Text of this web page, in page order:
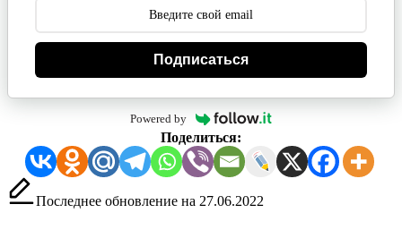
Подписаться
Powered by
Поделиться:
Последнее обновление на 27.06.2022